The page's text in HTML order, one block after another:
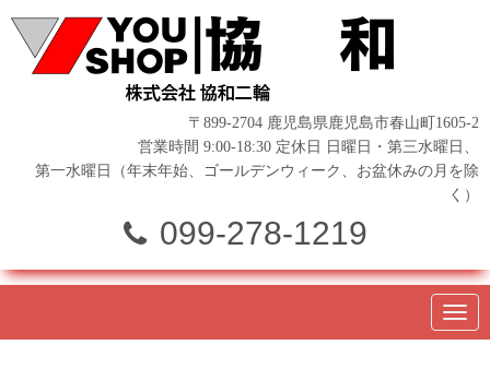
〒899-2704 鹿児島県鹿児島市春山町1605-2
営業時間 9:00-18:30 定休日 日曜日・第三水曜日、
第一水曜日（年末年始、ゴールデンウィーク、お盆休みの月を除
く）
099-278-1219
N
a